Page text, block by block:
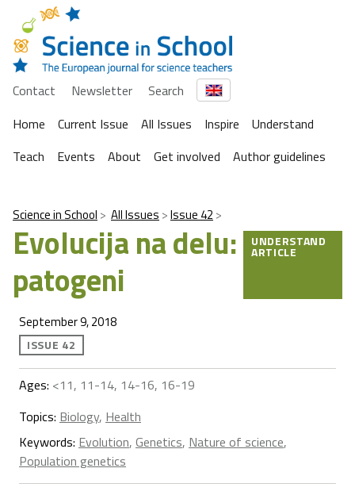
Contact Newsletter
Search
Home
Current Issue All Issues Inspire
Understand
Teach
Events About Get involved Author guidelines
Science in School All Issues Issue 42
Evolucija na delu:
patogeni
UNDERSTAND
ARTICLE
September 9, 2018
ISSUE 42
Ages: <11, 11-14, 14-16, 16-19
Topics: Biology, Health
Keywords: Evolution, Genetics, Nature of science,
Population genetics